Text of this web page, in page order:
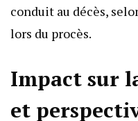
conduit au décès,
lors du procès.
Impact sur
et